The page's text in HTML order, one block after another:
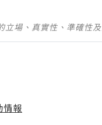
場、真實性、準確性
情報